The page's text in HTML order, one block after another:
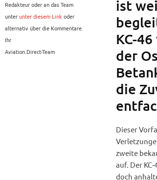
Redakteur oder an das Team
unterunter diesem Linkoder
alternativ über die Kommentare.
Ihr
Aviation.Direct-Team
ist
KC-
der
die
Dieser
zweite
auf. Der
doch